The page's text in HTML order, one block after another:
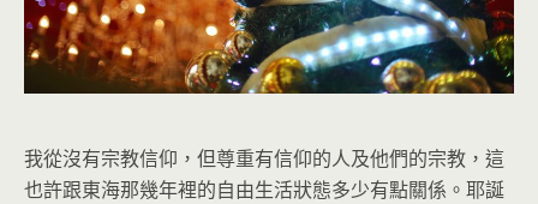
我從沒有宗教信仰，但尊重有信仰的人及他們的宗教，這
也許跟東海那幾年裡的自由生活狀態多少有點關係。耶誕